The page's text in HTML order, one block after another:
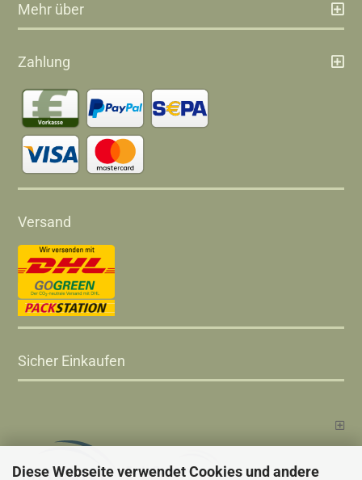
Diese Webseite verwendet Cookies und andere
Mehr über
Zahlung
Versand
Sicher Einkaufen